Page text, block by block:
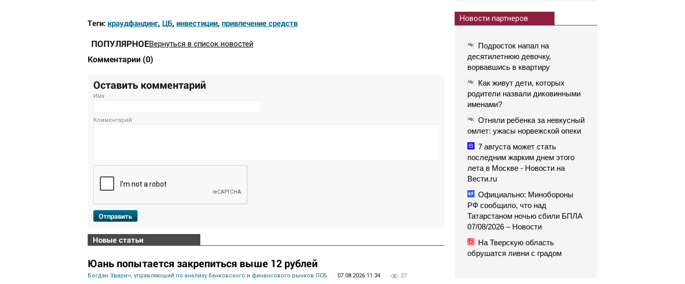
Теги: краудфандинг, ЦБ, инвестиции, привлечение средств
ПОПУЛЯРНОЕВернуться в список новостей
Комментарии (0)
Оставить комментарий
Имя
Комментарий
Отправить
Новые статьи
Юань попытается закрепиться выше 12 рублей
Богдан Зварич, управляющий по анализу банковского и финансового рынков ПСБ 07.08.2026 11:34 27
Новости партнеров
Подросток напал на
десятилетнюю девочку,
ворвавшись в квартиру
Как живут дети, которых
родители назвали диковинными
именами?
Отняли ребенка за невкусный
омлет: ужасы норвежской опеки
7 августа может стать
последним жарким днем этого
лета в Москве - Новости на
Вести.ru
Официально: Минобороны
РФ сообщило, что над
Татарстаном ночью сбили БПЛА
07/08/2026 – Новости
На Тверскую область
обрушатся ливни с градом